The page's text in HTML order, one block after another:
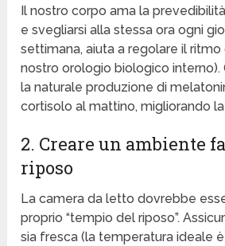
Il nostro corpo ama la
e svegliarsi alla stessa ora ogni
settimana, aiuta a regolare il ritmo
nostro orologio biologico
la naturale produzione di
cortisolo al mattino, migliorando
2. Creare un ambiente
riposo
La camera da letto dovrebbe
proprio “tempio del riposo”.
sia fresca (la temperatura ideale